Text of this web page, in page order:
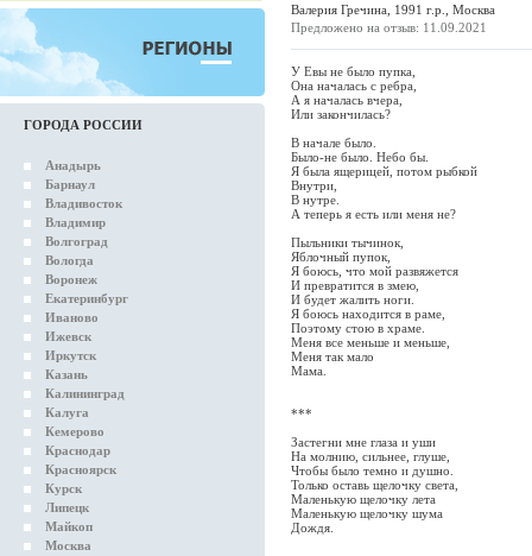
ГОРОДА РОССИИ
Анадырь
Барнаул
Владивосток
Владимир
Волгоград
Вологда
Воронеж
Екатеринбург
Иваново
Ижевск
Иркутск
Казань
Калининград
Калуга
Кемерово
Краснодар
Красноярск
Курск
Липецк
Майкоп
Москва
Валерия Гречина, 1991 г.р., Москва
Предложено на отзыв: 11.09.2021
У Евы не было пупка,
Она началась с ребра,
А я началась вчера,
Или закончилась?
В начале было.
Было-не было. Небо бы.
Я была ящерицей, потом рыбкой
Внутри,
В нутре.
А теперь я есть или меня не?
Пыльники тычинок,
Яблочный пупок,
Я боюсь, что мой развяжется
И превратится в змею,
И будет жалить ноги.
Я боюсь находится в раме,
Поэтому стою в храме.
Меня все меньше и меньше,
Меня так мало
Мама.
***
Застегни мне глаза и уши
На молнию, сильнее, глуше,
Чтобы было темно и душно.
Только оставь щелочку света,
Маленькую щелочку лета
Маленькую щелочку шума
Дождя.